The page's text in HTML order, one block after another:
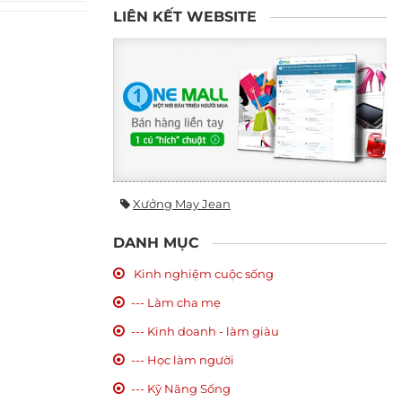
LIÊN KẾT WEBSITE
Xưởng May Jean
DANH MỤC
Kinh nghiệm cuộc sống
--- Làm cha mẹ
--- Kinh doanh - làm giàu
--- Học làm người
--- Kỹ Năng Sống